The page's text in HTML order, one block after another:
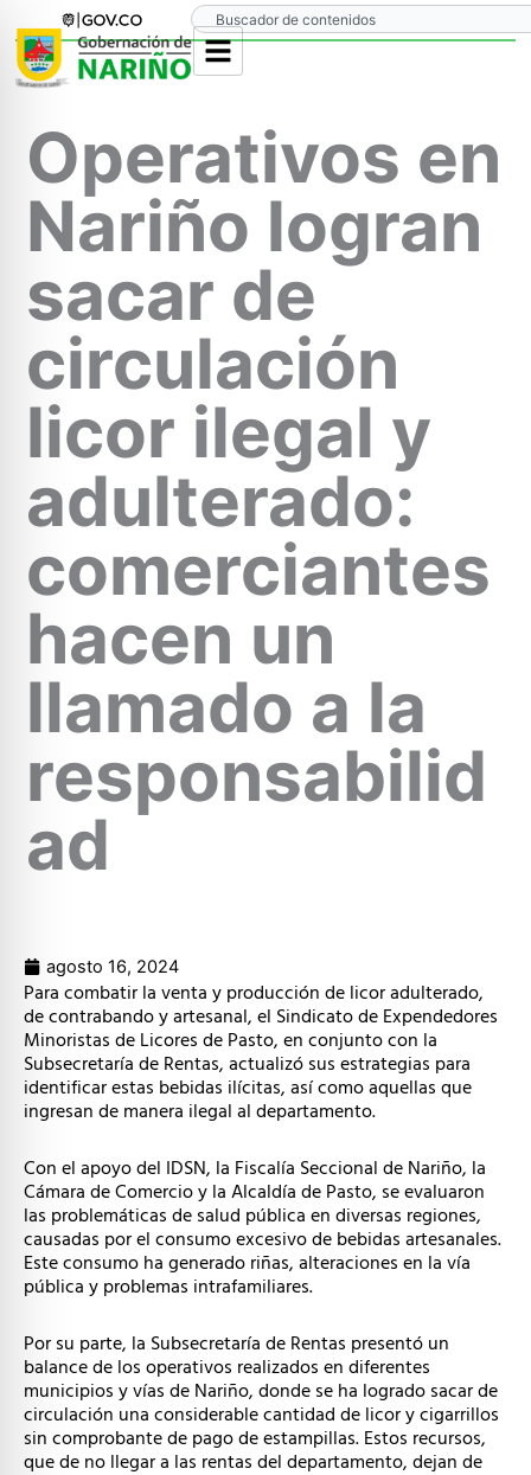
contenido
Search
Operativos en
Nariño logran
sacar de
circulación
licor ilegal y
adulterado:
comerciantes
hacen un
llamado a la
responsabilid
ad
agosto 16, 2024
Para combatir la venta y producción de licor adulterado,
de contrabando y artesanal, el Sindicato de Expendedores
Minoristas de Licores de Pasto, en conjunto con la
Subsecretaría de Rentas, actualizó sus estrategias para
identificar estas bebidas ilícitas, así como aquellas que
ingresan de manera ilegal al departamento.
Con el apoyo del IDSN, la Fiscalía Seccional de Nariño, la
Cámara de Comercio y la Alcaldía de Pasto, se evaluaron
las problemáticas de salud pública en diversas regiones,
causadas por el consumo excesivo de bebidas artesanales.
Este consumo ha generado riñas, alteraciones en la vía
pública y problemas intrafamiliares.
Por su parte, la Subsecretaría de Rentas presentó un
balance de los operativos realizados en diferentes
municipios y vías de Nariño, donde se ha logrado sacar de
circulación una considerable cantidad de licor y cigarrillos
sin comprobante de pago de estampillas. Estos recursos,
que de no llegar a las rentas del departamento, dejan de